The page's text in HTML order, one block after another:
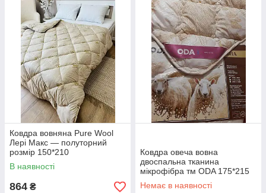
Ковдра вовняна Pure Wool
Лері Макс — полуторний
розмір 150*210
В наявності
864 ₴
Ковдра овеча вовна
двоспальна тканина
мікрофібра тм ODA 175*215
Немає в наявності